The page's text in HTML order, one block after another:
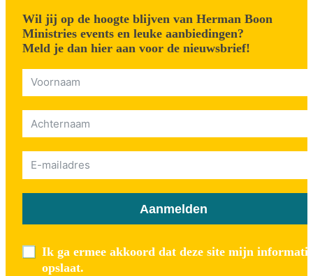
Wil jij op de hoogte blijven van Herman Boon
Ministries events en leuke aanbiedingen?
Meld je dan hier aan voor de nieuwsbrief!
Aanmelden
Ik ga ermee akkoord dat deze site mijn
opslaat.